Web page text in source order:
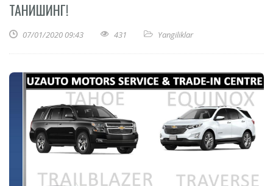
ТАНИШИНГ!
07/01/2020 09:43 431 Yangiliklar